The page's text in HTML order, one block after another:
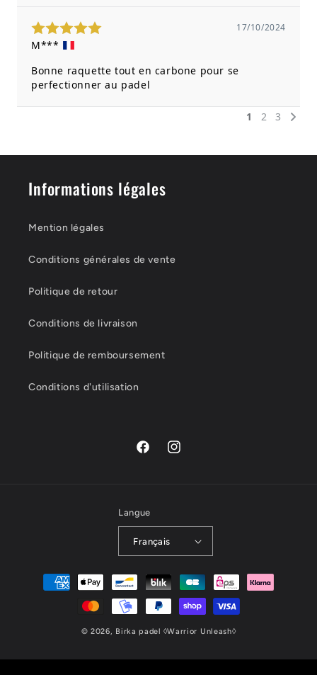
Informations légales
Mention légales
Conditions générales de vente
Politique de retour
Conditions de livraison
Politique de remboursement
Conditions d'utilisation
FacebookInstagram
Langue
Français
Moyens
© 2026, Birka padel ◊Warrior Unleash◊